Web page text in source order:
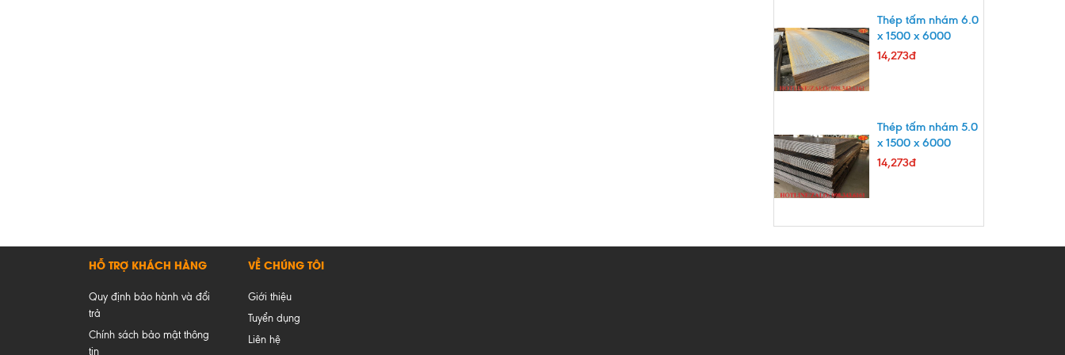
Thép tấm nhám 6.0
x 1500 x 6000
14,273đ
Thép tấm nhám 5.0
x 1500 x 6000
14,273đ
HỖ TRỢ KHÁCH HÀNG
Quy định bảo hành và đổi
trả
Chính sách bảo mật thông
tin
VỀ CHÚNG TÔI
Giới thiệu
Tuyển dụng
Liên hệ